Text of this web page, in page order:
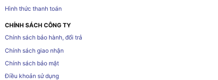
Hình thức thanh toán
CHÍNH SÁCH CÔNG TY
Chính sách bảo hành, đổi trả
Chính sách giao nhận
Chính sách bảo mật
Điều khoản sử dụng